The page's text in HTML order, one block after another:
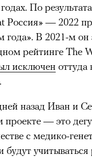
По
Россия» — 2022
года». В 2021-м он
рейтинге The
исключен
назад Иван и
проекте — это
с медико-
будут